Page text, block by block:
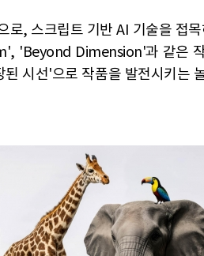
로, 스크립트 기반 AI 기술을 접
'Beyond Dimension'과 같은
시선'으로 작품을 발전시키는